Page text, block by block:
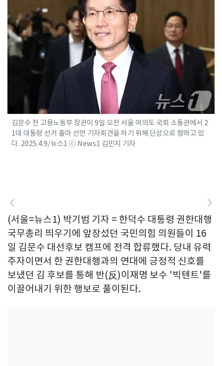
김문수 전 고용노동부 장관이 9일 오전 서울 여의도 국회 소통관에서 2
1대 대통령 선거 출마 선언 기자회견을 하기 위해 단상으로 향하고 있
다. 2025.4.9/뉴스1 ⓒ News1 김민지 기자
(서울=뉴스1) 박기범 기자 = 한덕수 대통령 권한대행
국무총리 띄우기에 앞장섰던 국민의힘 의원들이 16
일 김문수 대선후보 캠프에 전격 합류했다. 당내 유력
주자이면서 한 권한대행과의 연대에 긍정적 신호를
보냈던 김 후보를 통해 반(反)이재명 보수 '빅텐트'를
이끌어내기 위한 행보로 풀이된다.